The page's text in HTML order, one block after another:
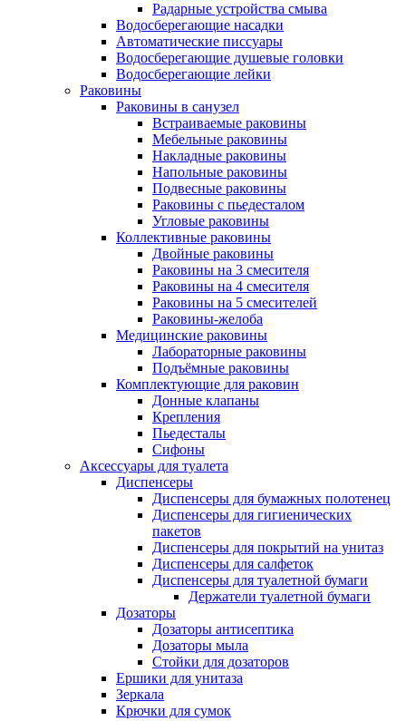
Радарные устройства смыва
Водосберегающие насадки
Автоматические писсуары
Водосберегающие душевые головки
Водосберегающие лейки
Раковины
Раковины в санузел
Встраиваемые раковины
Мебельные раковины
Накладные раковины
Напольные раковины
Подвесные раковины
Раковины с пьедесталом
Угловые раковины
Коллективные раковины
Двойные раковины
Раковины на 3 смесителя
Раковины на 4 смесителя
Раковины на 5 смесителей
Раковины-желоба
Медицинские раковины
Лабораторные раковины
Подъёмные раковины
Комплектующие для раковин
Донные клапаны
Крепления
Пьедесталы
Сифоны
Аксессуары для туалета
Диспенсеры
Диспенсеры для бумажных полотенец
Диспенсеры для гигиенических
пакетов
Диспенсеры для покрытий на унитаз
Диспенсеры для салфеток
Диспенсеры для туалетной бумаги
Держатели туалетной бумаги
Дозаторы
Дозаторы антисептика
Дозаторы мыла
Стойки для дозаторов
Ершики для унитаза
Зеркала
Крючки для сумок